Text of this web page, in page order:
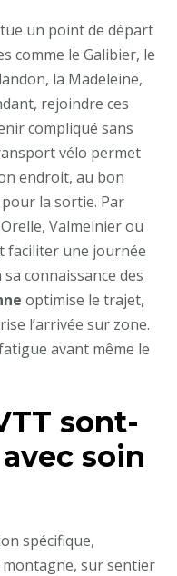
un point de départ
comme le Galibier, le
la Madeleine,
rejoindre ces
compliqué sans
vélo permet
endroit, au bon
la sortie. Par
Valmeinier ou
faciliter une journée
connaissance des
optimise le trajet,
l’arrivée sur zone.
avant même le
sont-
soin
spécifique,
sur sentier